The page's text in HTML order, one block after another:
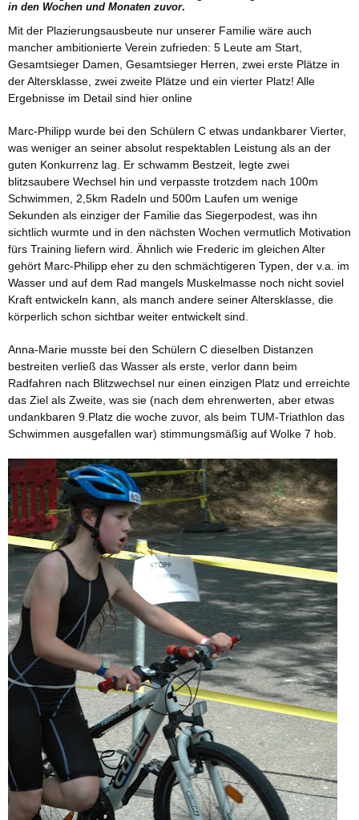
in den Wochen und Monaten zuvor.
Mit der Plazierungsausbeute nur unserer Familie wäre auch
mancher ambitionierte Verein zufrieden: 5 Leute am Start,
Gesamtsieger Damen, Gesamtsieger Herren, zwei erste Plätze in
der Altersklasse, zwei zweite Plätze und ein vierter Platz! Alle
Ergebnisse im Detail sind hier online
Marc-Philipp wurde bei den Schülern C etwas undankbarer Vierter,
was weniger an seiner absolut respektablen Leistung als an der
guten Konkurrenz lag. Er schwamm Bestzeit, legte zwei
blitzsaubere Wechsel hin und verpasste trotzdem nach 100m
Schwimmen, 2,5km Radeln und 500m Laufen um wenige
Sekunden als einziger der Familie das Siegerpodest, was ihn
sichtlich wurmte und in den nächsten Wochen vermutlich Motivation
fürs Training liefern wird. Ähnlich wie Frederic im gleichen Alter
gehört Marc-Philipp eher zu den schmächtigeren Typen, der v.a. im
Wasser und auf dem Rad mangels Muskelmasse noch nicht soviel
Kraft entwickeln kann, als manch andere seiner Altersklasse, die
körperlich schon sichtbar weiter entwickelt sind.
Anna-Marie musste bei den Schülern C dieselben Distanzen
bestreiten verließ das Wasser als erste, verlor dann beim
Radfahren nach Blitzwechsel nur einen einzigen Platz und erreichte
das Ziel als Zweite, was sie (nach dem ehrenwerten, aber etwas
undankbaren 9.Platz die woche zuvor, als beim TUM-Triathlon das
Schwimmen ausgefallen war) stimmungsmäßig auf Wolke 7 hob.